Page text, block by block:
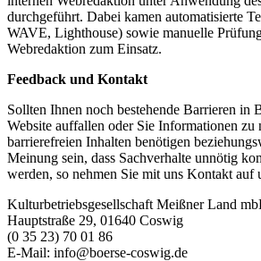
durchgeführt. Dabei kamen automatisierte
WAVE, Lighthouse) sowie manuelle
Webredaktion zum Einsatz.
Feedback und Kontakt
Sollten Ihnen noch bestehende Barrieren in
Website auffallen oder Sie Informationen zu
barrierefreien Inhalten benötigen
Meinung sein, dass Sachverhalte unnötig
werden, so nehmen Sie mit uns Kontakt auf
Kulturbetriebsgesellschaft Meißner Land
Hauptstraße 29, 01640 Coswig
(0 35 23) 70 01 86
E-Mail: info@boerse-coswig.de